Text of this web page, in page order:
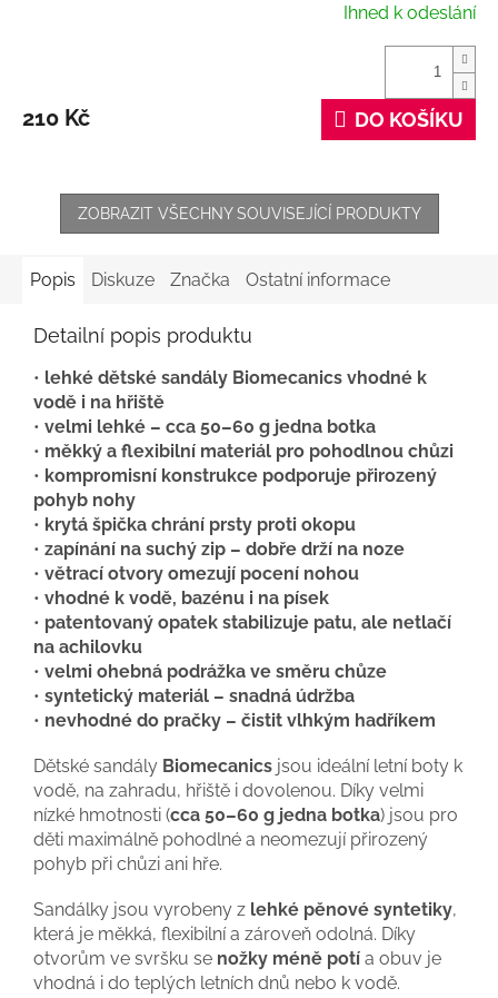
Ihned k odeslání
210 Kč DO KOŠÍKU
ZOBRAZIT VŠECHNY SOUVISEJÍCÍ PRODUKTY
Popis Diskuze Značka Ostatní informace
Detailní popis produktu
• lehké dětské sandály Biomecanics vhodné k
vodě i na hřiště
• velmi lehké – cca 50–60 g jedna botka
• měkký a flexibilní materiál pro pohodlnou chůzi
• kompromisní konstrukce podporuje přirozený
pohyb nohy
• krytá špička chrání prsty proti okopu
• zapínání na suchý zip – dobře drží na noze
• větrací otvory omezují pocení nohou
• vhodné k vodě, bazénu i na písek
• patentovaný opatek stabilizuje patu, ale netlačí
na achilovku
• velmi ohebná podrážka ve směru chůze
• syntetický materiál – snadná údržba
• nevhodné do pračky – čistit vlhkým hadříkem
Dětské sandály Biomecanics jsou ideální letní boty k
vodě, na zahradu, hřiště i dovolenou. Díky velmi
nízké hmotnosti (cca 50–60 g jedna botka) jsou pro
děti maximálně pohodlné a neomezují přirozený
pohyb při chůzi ani hře.
Sandálky jsou vyrobeny z lehké pěnové syntetiky,
která je měkká, flexibilní a zároveň odolná. Díky
otvorům ve svršku se nožky méně potí a obuv je
vhodná i do teplých letních dnů nebo k vodě.